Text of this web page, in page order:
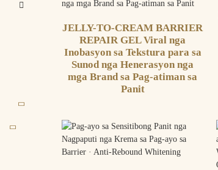
JELLY-TO-CREAM BARRIER
REPAIR GEL Viral nga
Inobasyon sa Tekstura para sa
Sunod nga Henerasyon nga
mga Brand sa Pag-atiman sa
Panit